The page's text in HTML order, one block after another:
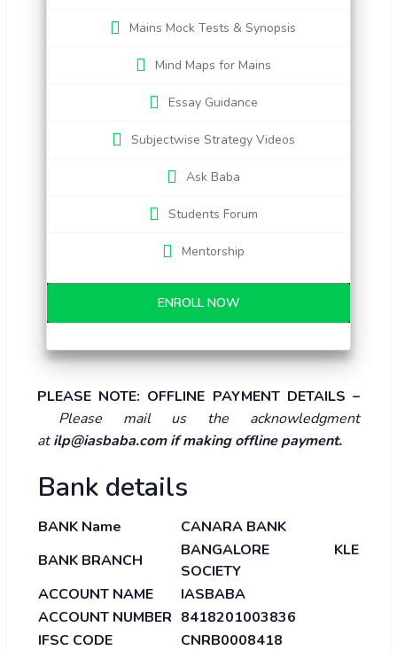
Mains Mock Tests & Synopsis
Mind Maps for Mains
Essay Guidance
Subjectwise Strategy Videos
Ask Baba
Students Forum
Mentorship
ENROLL NOW
PLEASE NOTE: OFFLINE PAYMENT DETAILS –
Please mail us the acknowledgment
atilp@iasbaba.com if making offline payment.
Bank details
BANK Name
CANARA BANK
BANK BRANCH
BANGALORE KLE
SOCIETY
ACCOUNT NAME
IASBABA
ACCOUNT NUMBER 8418201003836
IFSC CODE
CNRB0008418